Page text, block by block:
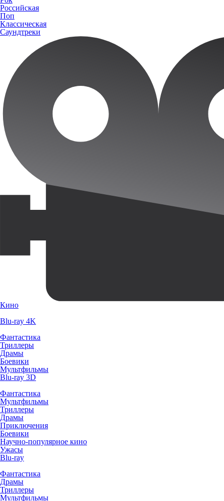
Российская
Поп
Классическая
Саундтреки
Кино
Blu-ray 4K
Фантастика
Триллеры
Драмы
Боевики
Мультфильмы
Blu-ray 3D
Фантастика
Мультфильмы
Триллеры
Драмы
Приключения
Боевики
Научно-популярное кино
Ужасы
Blu-ray
Фантастика
Драмы
Триллеры
Мультфильмы